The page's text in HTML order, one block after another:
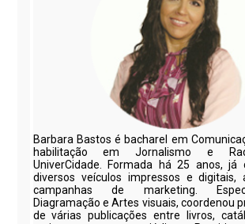
Barbara Bastos é bacharel em
habilitação em Jornalismo e
UniverCidade. Formada há 25 anos, já
diversos veículos impressos e digitais,
campanhas de marketing.
Diagramação e Artes visuais, coordenou
de várias publicações entre livros,